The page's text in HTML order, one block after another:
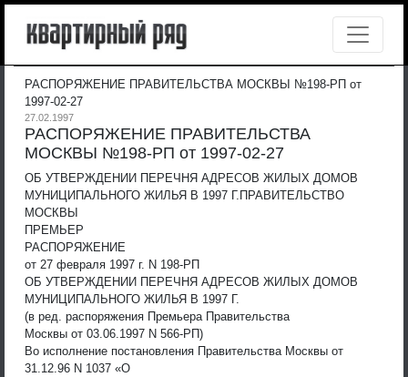
РАСПОРЯЖЕНИЕ ПРАВИТЕЛЬСТВА МОСКВЫ №198-РП от
1997-02-27
27.02.1997
РАСПОРЯЖЕНИЕ ПРАВИТЕЛЬСТВА
МОСКВЫ №198-РП от 1997-02-27
ОБ УТВЕРЖДЕНИИ ПЕРЕЧНЯ АДРЕСОВ ЖИЛЫХ ДОМОВ
МУНИЦИПАЛЬНОГО ЖИЛЬЯ В 1997 Г. ПРАВИТЕЛЬСТВО
МОСКВЫ
ПРЕМЬЕР
РАСПОРЯЖЕНИЕ
от 27 февраля 1997 г. N 198-РП
ОБ УТВЕРЖДЕНИИ ПЕРЕЧНЯ АДРЕСОВ ЖИЛЫХ ДОМОВ
МУНИЦИПАЛЬНОГО ЖИЛЬЯ В 1997 Г.
(в ред. распоряжения Премьера Правительства
Москвы от 03.06.1997 N 566-РП)
Во исполнение постановления Правительства Москвы от
31.12.96 N 1037 «О